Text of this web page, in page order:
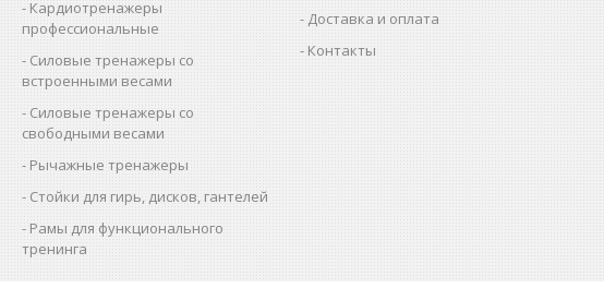
Кардиотренажеры
профессиональные
Силовые тренажеры со
встроенными весами
Силовые тренажеры со
свободными весами
Рычажные тренажеры
Стойки для гирь, дисков, гантелей
Рамы для функционального
тренинга
Доставка и оплата
Контакты